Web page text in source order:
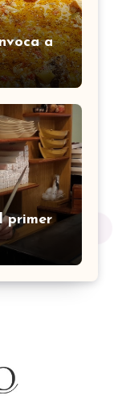
a
primer